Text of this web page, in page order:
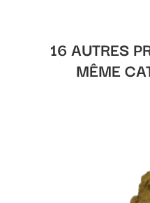
16 AUTRES
MÊME